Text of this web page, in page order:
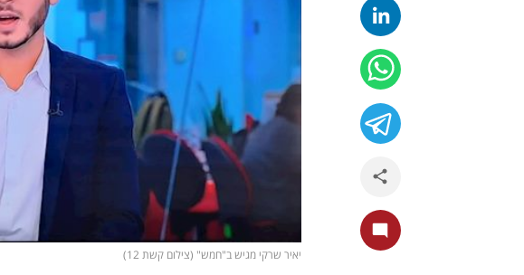
יאיר שרקי מגיש ב"חמש" (צילום קשת 12)